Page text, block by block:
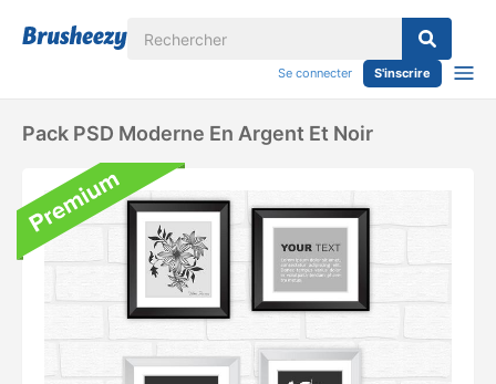
Se connecter S'inscrire
Pack PSD Moderne En Argent Et Noir